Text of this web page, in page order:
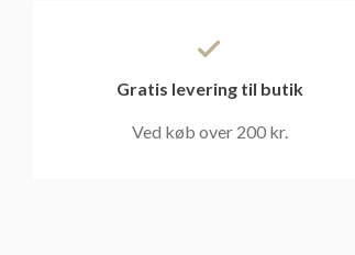
Gratis levering til butik
Ved køb over 200 kr.